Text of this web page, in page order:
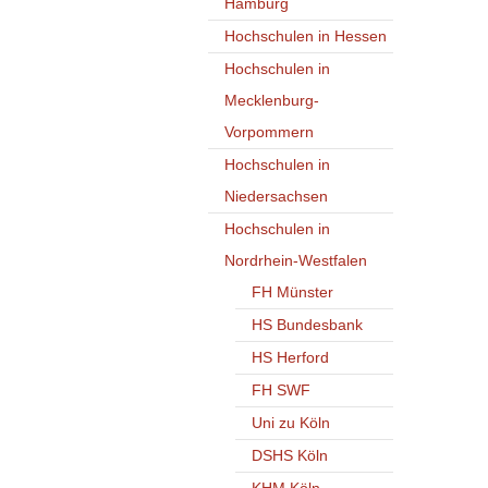
Hochschulen in Hessen
Hochschulen in
Mecklenburg-
Vorpommern
Hochschulen in
Niedersachsen
Hochschulen in
Nordrhein-Westfalen
FH Münster
HS Bundesbank
HS Herford
FH SWF
Uni zu Köln
DSHS Köln